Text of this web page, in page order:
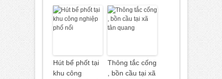
Hút bể phốt tại
khu công
Thông tắc cống
, bồn cầu tại xã